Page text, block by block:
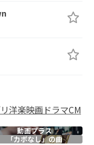
洋楽映画ドラマCM
動画プラス
「カポなし」の曲